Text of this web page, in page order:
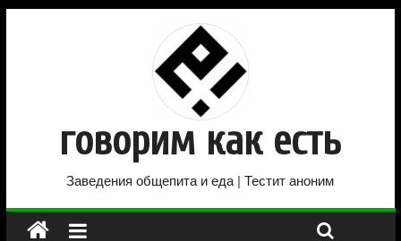
говорим как есть
Заведения общепита и еда | Тестит аноним